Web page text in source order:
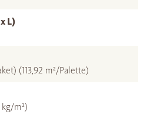
L)
(113,92 m²/Palette)
m²)